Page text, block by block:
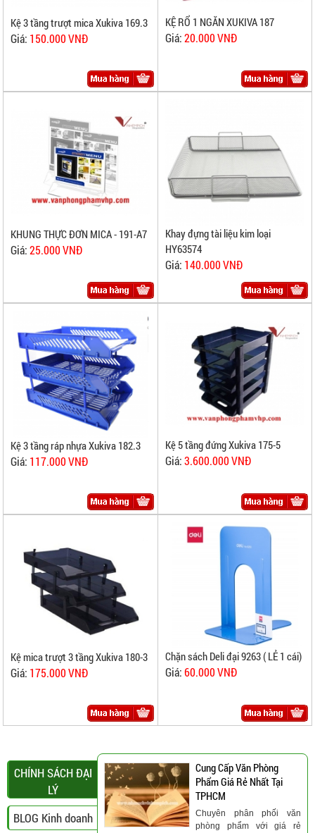
Kệ 3 tầng trượt mica Xukiva 169.3
Giá: 150.000 VNĐ
KỆ RỔ 1 NGĂN XUKIVA 187
Giá:20.000 VNĐ
KHUNG THỰC ĐƠN MICA - 191-A7
Giá:25.000 VNĐ
Khay đựng tài liệu kim loại
HY63574
Giá: 140.000 VNĐ
Kệ 3 tầng ráp nhựa Xukiva 182.3
Giá: 117.000 VNĐ
Kệ 5 tầng đứng Xukiva 175-5
Giá:3.600.000 VNĐ
Kệ mica trượt 3 tầng Xukiva 180-3
Giá: 175.000 VNĐ
Chặn sách Deli đại 9263 ( LẺ 1 cái)
Giá:60.000 VNĐ
CHÍNH SÁCH ĐẠI
LÝ
BLOG Kinh doanh
Cung Cấp Văn Phòng
Phẩm Giá Rẻ Nhất Tại
TPHCM
Chuyên phân phối văn
phòng phẩm với giá rẻ